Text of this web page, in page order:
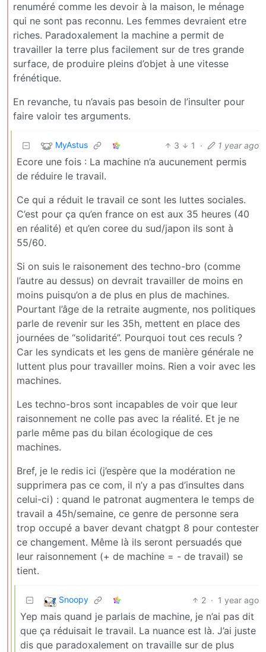
renuméré comme les devoir à la maison, le ménage
qui ne sont pas reconnu. Les femmes devraient etre
riches. Paradoxalement la machine a permit de
travailler la terre plus facilement sur de tres grande
surface, de produire pleins d’objet à une vitesse
frénétique.
En revanche, tu n’avais pas besoin de l’insulter pour
faire valoir tes arguments.
MyAstus 3 1 · 1 year ago
Ecore une fois : La machine n’a aucunement permis
de réduire le travail.
Ce qui a réduit le travail ce sont les luttes sociales.
C’est pour ça qu’en france on est aux 35 heures (40
en réalité) et qu’en coree du sud/japon ils sont à
55/60.
Si on suis le raisonement des techno-bro (comme
l’autre au dessus) on devrait travailler de moins en
moins puisqu’on a de plus en plus de machines.
Pourtant l’âge de la retraite augmente, nos politiques
parle de revenir sur les 35h, mettent en place des
journées de “solidarité”. Pourquoi tout ces reculs ?
Car les syndicats et les gens de manière générale ne
luttent plus pour travailler moins. Rien a voir avec les
machines.
Les techno-bros sont incapables de voir que leur
raisonnement ne colle pas avec la réalité. Et je ne
parle même pas du bilan écologique de ces
machines.
Bref, je le redis ici (j’espère que la modération ne
supprimera pas ce com, il n’y a pas d’insultes dans
celui-ci) : quand le patronat augmentera le temps de
travail a 45h/semaine, ce genre de personne sera
trop occupé a baver devant chatgpt 8 pour contester
ce changement. Même là ils seront persuadés que
leur raisonnement (+ de machine = - de travail) se
tient.
Snoopy 2 · 1 year ago
Yep mais quand je parlais de machine, je n’ai pas dit
que ça réduisait le travail. La nuance est là. J’ai juste
dis que paradoxalement on travaille sur de plus